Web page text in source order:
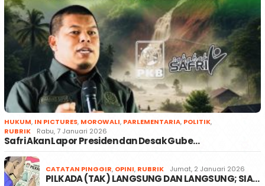
HUKUM, IN PICTURES, MOROWALI, PARLEMENTARIA, POLITIK,
RUBRIK
Rabu, 7 Januari 2026
Safri Akan Lapor Presiden dan Desak Gube…
CATATAN PINGGIR, OPINI, RUBRIK Jumat, 2 Januari 2026
PILKADA (TAK) LANGSUNG DAN LANGSUNG; SIA…